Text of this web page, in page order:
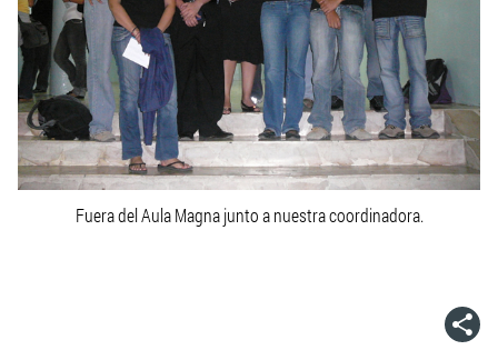
Fuera del Aula Magna junto a nuestra coordinadora.